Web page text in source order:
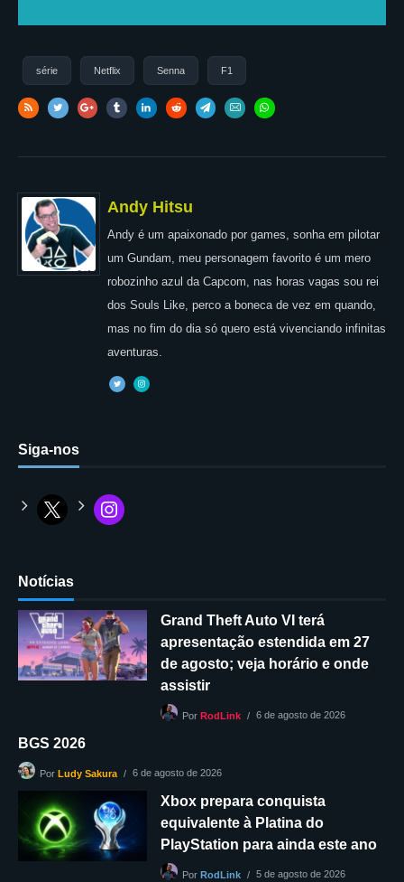
série Netflix Senna F1
Andy Hitsu
Andy é um apaixonado por games, sonha em pilotar
um Gundam, meu personagem favorito é um mero
robozinho azul da Capcom, nas horas vagas sou rei
dos Souls Like, perco a boneca de vez em quando,
mas no fim do dia só quero está vivenciando infinitas
aventuras.
Siga-nos
Notícias
Grand Theft Auto VI terá
apresentação estendida em 27
de agosto; veja horário e onde
assistir
PorRodLink 6 de agosto de 2026
BGS 2026
PorLudy Sakura 6 de agosto de 2026
Xbox prepara conquista
equivalente à Platina do
PlayStation para ainda este ano
PorRodLink 5 de agosto de 2026